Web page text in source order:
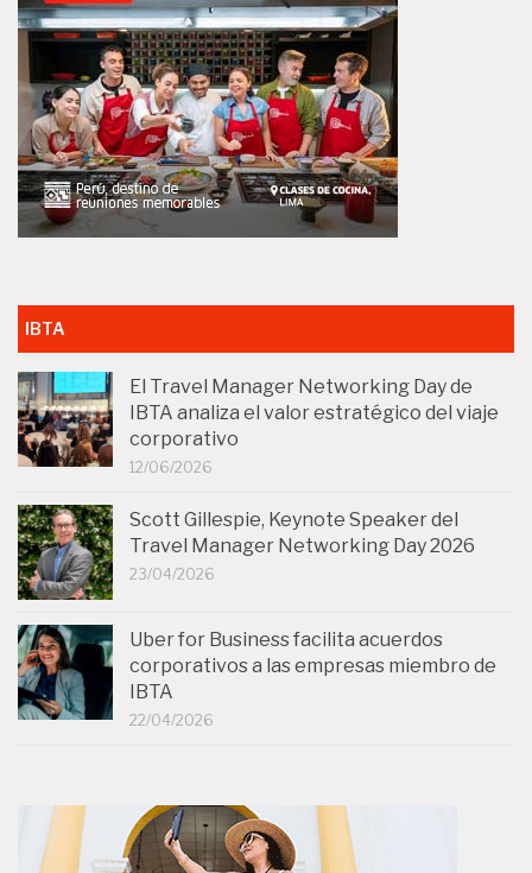
IBTA
El Travel Manager Networking Day de
IBTA analiza el valor estratégico del viaje
corporativo
12/06/2026
Scott Gillespie, Keynote Speaker del
Travel Manager Networking Day 2026
23/04/2026
Uber for Business facilita acuerdos
corporativos a las empresas miembro de
IBTA
22/04/2026